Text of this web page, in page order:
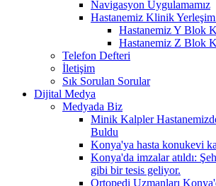
Navigasyon Uygulamamız
Hastanemiz Klinik Yerleşim
Hastanemiz Y Blok
Hastanemiz Z Blok
Telefon Defteri
İletişim
Sık Sorulan Sorular
Dijital Medya
Medyada Biz
Minik Kalpler
Buldu
Konya'ya hasta konukevi
Konya'da imzalar atıldı:
gibi bir tesis geliyor.
Ortopedi Uzmanları